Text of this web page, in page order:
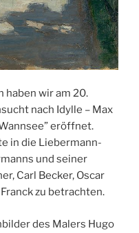
haben wir am 20.
nach Idylle – Max
eröffnet.
in die Liebermann-
und seiner
Carl Becker, Oscar
zu betrachten.
des Malers Hugo